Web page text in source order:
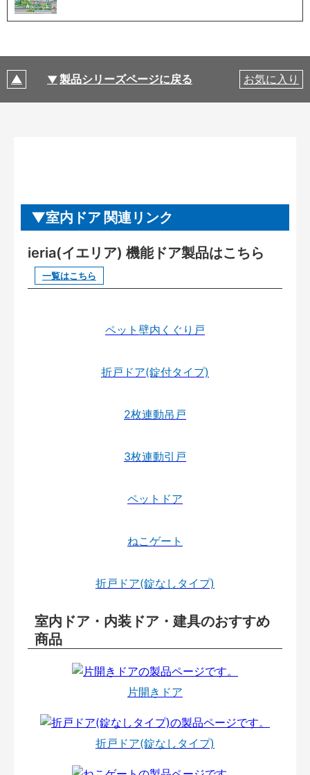
製品シリーズページに戻る お気に入り
室内ドア 関連リンク
ieria(イエリア) 機能ドア製品はこちら
一覧はこちら
ペット壁内くぐり戸
折戸ドア(錠付タイプ)
2枚連動吊戸
3枚連動引戸
ペットドア
ねこゲート
折戸ドア(錠なしタイプ)
室内ドア・内装ドア・建具のおすすめ
商品
片開きドア
折戸ドア(錠なしタイプ)